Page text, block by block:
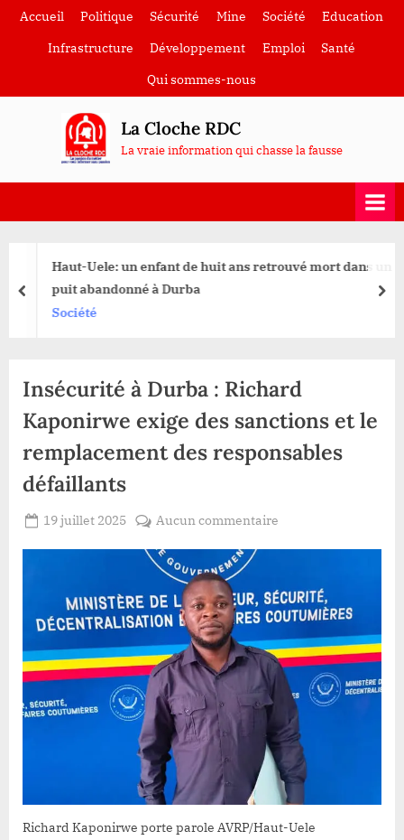
SkipAccueil Politique Sécurité Mine Société
Education
Infrastructure
Développement Emploi
Santé
Qui sommes-nous
La Cloche RDC
La vraie information qui chasse la fausse
Haut-Uele: un enfant de huit ans retrouvé mort dans un
puit abandonné à Durba
Société
prev
Insécurité à Durba : Richard
Kaponirwe exige des sanctions et le
remplacement des responsables
défaillants
Posted
19 juillet 2025
ROMEO
Aucun commentaire
:
Richard
Kaponirwe
exige
des
sanctions
et
le
remplacement
des
responsables
défaillants
Richard Kaponirwe porte parole AVRP/Haut-Uele